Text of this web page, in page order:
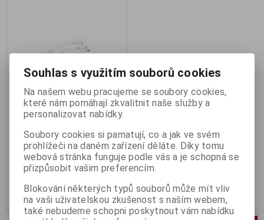
GEMBIRD napájecí adaptér
POE, UTP kabel, 0,15cm
Termín dodání (dny):1
83 Kč
Koupit
Souhlas s využitím souborů cookies
Na našem webu pracujeme se soubory cookies,
které nám pomáhají zkvalitnit naše služby a
personalizovat nabídky.
Soubory cookies si pamatují, co a jak ve svém
prohlížeči na daném zařízení děláte. Díky tomu
webová stránka funguje podle vás a je schopná se
přizpůsobit vašim preferencím.
Blokování některých typů souborů může mít vliv
na vaši uživatelskou zkušenost s naším webem,
také nebudeme schopni poskytnout vám nabídku